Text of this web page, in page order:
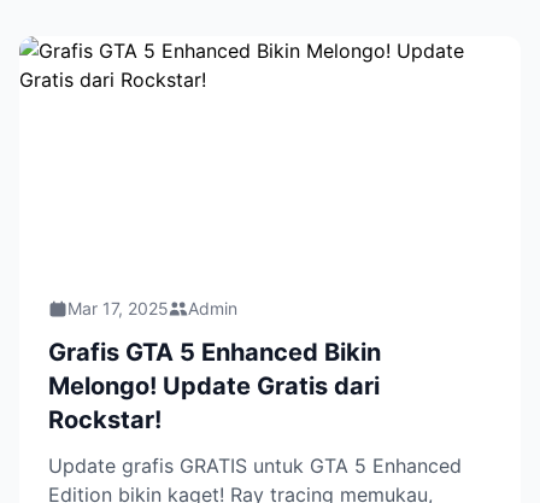
Mar 17, 2025 Admin
Grafis GTA 5 Enhanced Bikin
Melongo! Update Gratis dari
Rockstar!
Update grafis GRATIS untuk GTA 5 Enhanced
Edition bikin kaget! Ray tracing memukau,